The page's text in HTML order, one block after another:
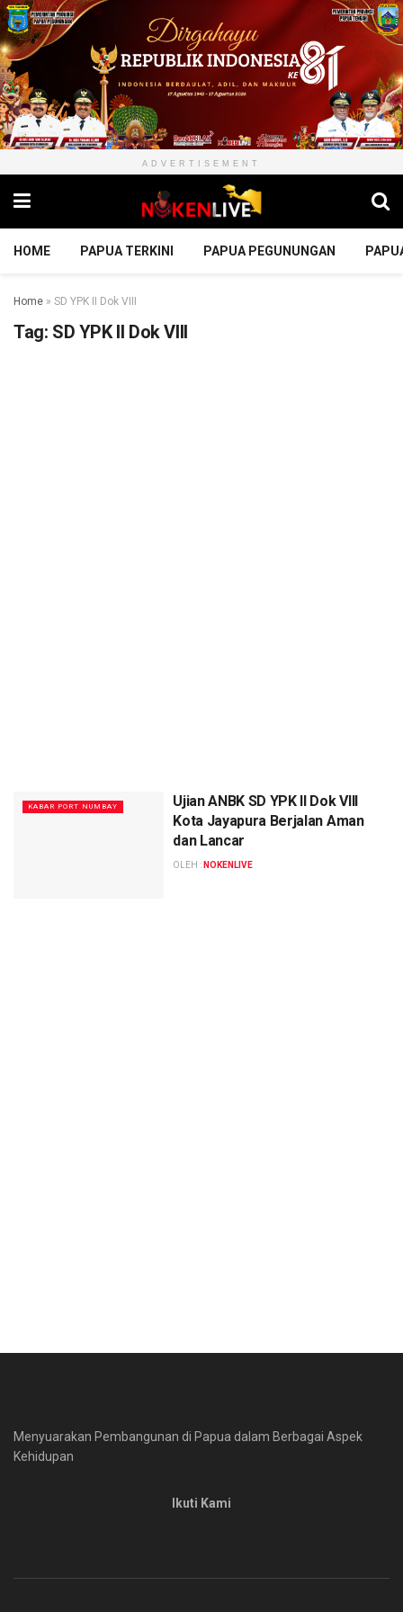
ADVERTISEMENT
HOME PAPUA TERKINI PAPUA PEGUNUNGAN
Home » SD YPK II Dok VIII
Tag: SD YPK II Dok VIII
KABAR PORT NUMBAY
Ujian ANBK SD YPK II Dok VIII
Kota Jayapura Berjalan Aman
dan Lancar
OLEH : NOKENLIVE
Menyuarakan Pembangunan di Papua dalam Berbagai Aspek
Kehidupan
Ikuti Kami